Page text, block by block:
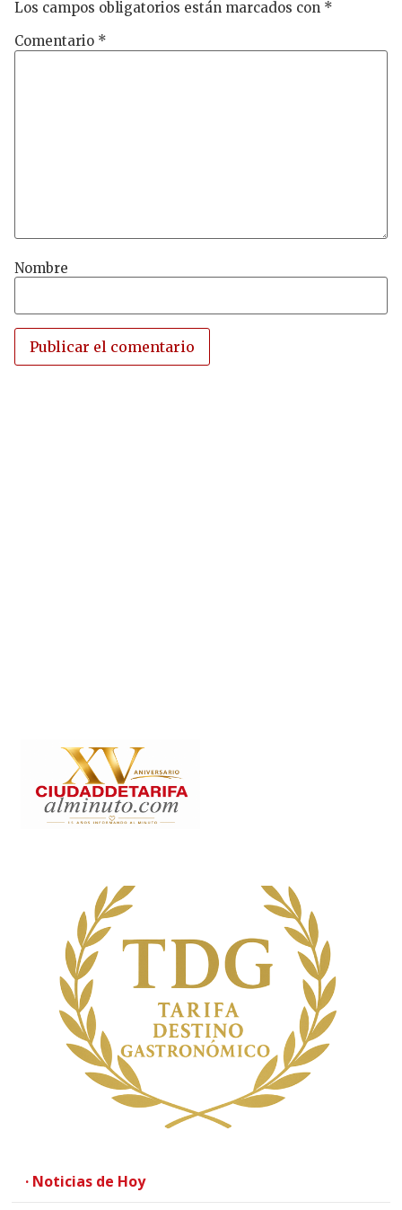
Los campos obligatorios están marcados con *
Comentario *
Nombre
· Noticias de Hoy